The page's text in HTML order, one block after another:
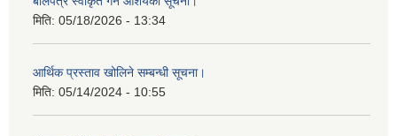
मिति: 05/18/2026 - 13:34
आर्थिक प्रस्ताव खोलिने सम्बन्धी सूचना।
मिति: 05/14/2024 - 10:55